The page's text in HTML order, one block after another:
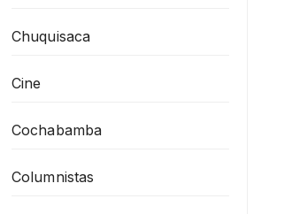
Chuquisaca
Cine
Cochabamba
Columnistas